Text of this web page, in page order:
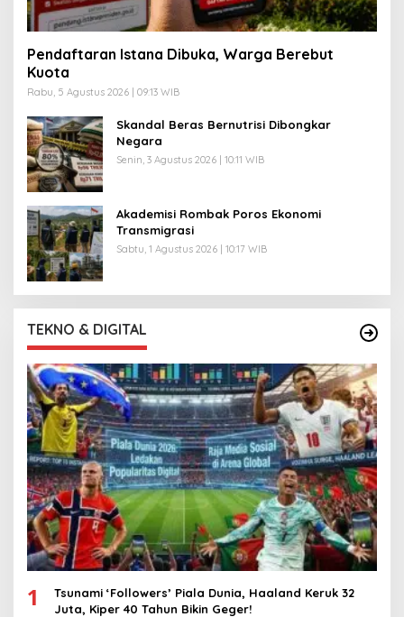
Pendaftaran Istana Dibuka, Warga Berebut
Kuota
Rabu, 5 Agustus 2026 | 09:13 WIB
Skandal Beras Bernutrisi Dibongkar
Negara
Senin, 3 Agustus 2026 | 10:11 WIB
Akademisi Rombak Poros Ekonomi
Transmigrasi
Sabtu, 1 Agustus 2026 | 10:17 WIB
TEKNO & DIGITAL
1
Tsunami ‘Followers’ Piala Dunia, Haaland Keruk 32
Juta, Kiper 40 Tahun Bikin Geger!